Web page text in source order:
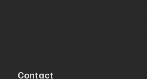
Contact